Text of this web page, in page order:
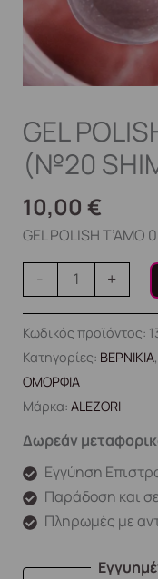
GEL
(№20
10,00 €
GEL POLISH
- +
Κωδικός προϊόντος:
Κατηγορίες: ΒΕΡΝΙΚΙΑ,
ΟΜΟΡΦΙΑ
Μάρκα: ALEZORI
Δωρεάν
Εγγύηση
Παράδοση και
Πληρωμές με